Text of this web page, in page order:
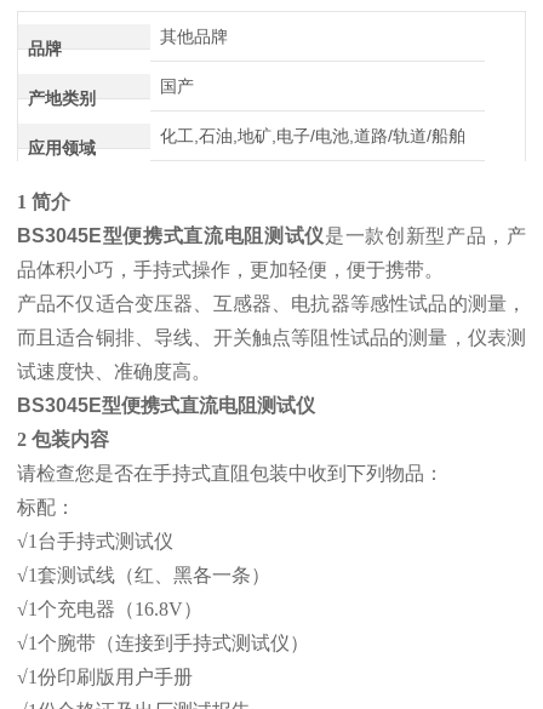
品牌
其他品牌
产地类别
国产
应用领域
化工,石油,地矿,电子/电池,道路/轨道/船舶
1 简介
BS3045E型便携式直流电阻测试仪是一款创新型产品，产
品体积小巧，手持式操作，更加轻便，便于携带。
产品不仅适合变压器、互感器、电抗器等感性试品的测量，
而且适合铜排、导线、开关触点等阻性试品的测量，仪表测
试速度快、准确度高。
BS3045E型便携式直流电阻测试仪
2 包装内容
请检查您是否在手持式直阻包装中收到下列物品：
标配：
√1台手持式测试仪
√1套测试线（红、黑各一条）
√1个充电器（16.8V）
√1个腕带（连接到手持式测试仪）
√1份印刷版用户手册